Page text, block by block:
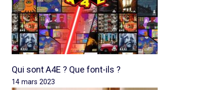
Qui sont A4E ? Que font-ils ?
14 mars 2023